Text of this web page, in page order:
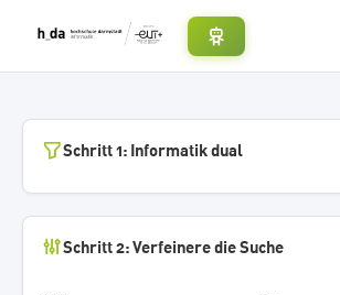
Schritt 1: Informatik dual
Schritt 2: Verfeinere die Suche